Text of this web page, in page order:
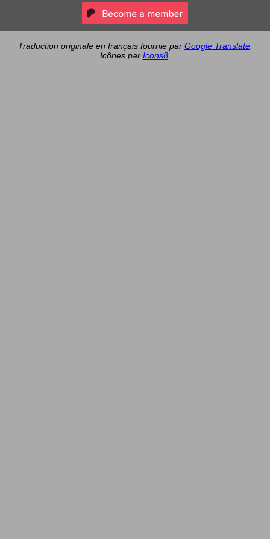
Traduction originale en français fournie par Google Translate.
Icônes par Icons8.